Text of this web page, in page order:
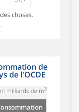
choses.
de
de l'OCDE
milliards de m3